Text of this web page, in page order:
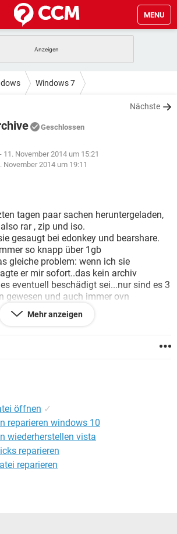
MENU
IOS
TIKTOK
STREAMING
TIKTOK
STREAMING
INSTAGRAM
STREAMING
TIKTOK
HARDWARE
INSTAGRAM
TIKTOK
HARDWARE
Windows 7
Nächste
Geschlossen
11. November 2014 um 15:21
November 2014 um 19:11
tagen paar sachen heruntergeladen,
rar , zip und iso.
gesaugt bei edonkey und bearshare.
so knapp über 1gb
gleiche problem: wenn ich sie
er mir sofort..das kein archiv
eventuell beschädigt sei...nur sind es 3
gewesen und auch immer ovn
gesaugt...also geh ich mal von
liegt... :S
eine lösung
Mehr anzeigen
öffnen ✓
reparieren windows 10
wiederherstellen vista
reparieren
reparieren